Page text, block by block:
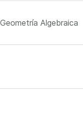
Algebraica